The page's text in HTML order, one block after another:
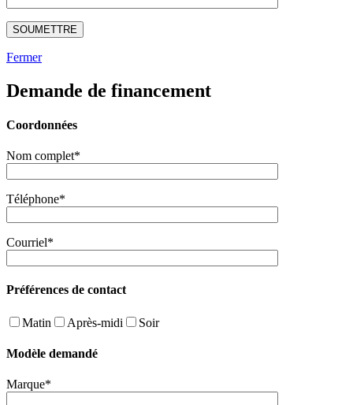
Fermer
Demande de financement
Coordonnées
Nom complet*
Téléphone*
Courriel*
Préférences de contact
Matin Après-midi Soir
Modèle demandé
Marque*